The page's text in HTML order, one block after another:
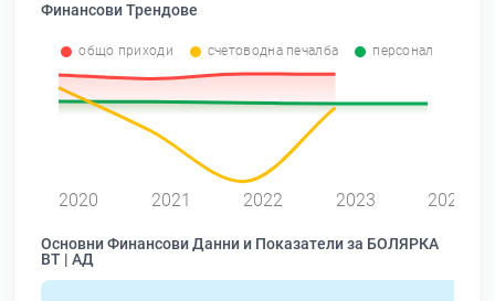
Финансови Трендове
общо приходи счетоводна печалба персонал
2020 2021 2022 2023 2024
Основни Финансови Данни и Показатели за БОЛЯРКА
ВТ | АД